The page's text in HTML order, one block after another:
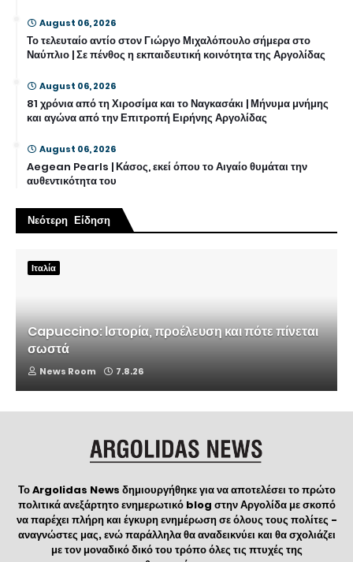
August 06, 2026
Το τελευταίο αντίο στον Γιώργο Μιχαλόπουλο σήμερα στο
Ναύπλιο | Σε πένθος η εκπαιδευτική κοινότητα της Αργολίδας
August 06, 2026
81 χρόνια από τη Χιροσίμα και το Ναγκασάκι | Μήνυμα μνήμης
και αγώνα από την Επιτροπή Ειρήνης Αργολίδας
August 06, 2026
Aegean Pearls | Κάσος, εκεί όπου το Αιγαίο θυμάται την
αυθεντικότητα του
Νεότερη Είδηση
Ιταλία
Capuccino: Ιστορία, προέλευση και πότε πίνεται
σωστά
News Room 7.8.26
Το Argolidas News δημιουργήθηκε για να αποτελέσει το πρώτο
πολιτικά ανεξάρτητο ενημερωτικό blog στην Αργολίδα με σκοπό
να παρέχει πλήρη και έγκυρη ενημέρωση σε όλους τους πολίτες -
αναγνώστες μας, ενώ παράλληλα θα αναδεικνύει και θα σχολιάζει
με τον μοναδικό δικό του τρόπο όλες τις πτυχές της